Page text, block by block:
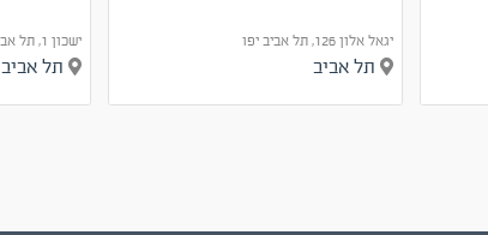
יגאל אלון 126, תל אביב יפו
תל אביב
ישכון 1, תל אביב יפו
תל אביב